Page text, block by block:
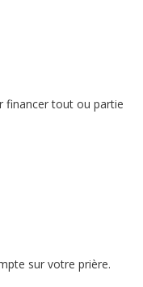
financer tout ou partie
sur votre prière.